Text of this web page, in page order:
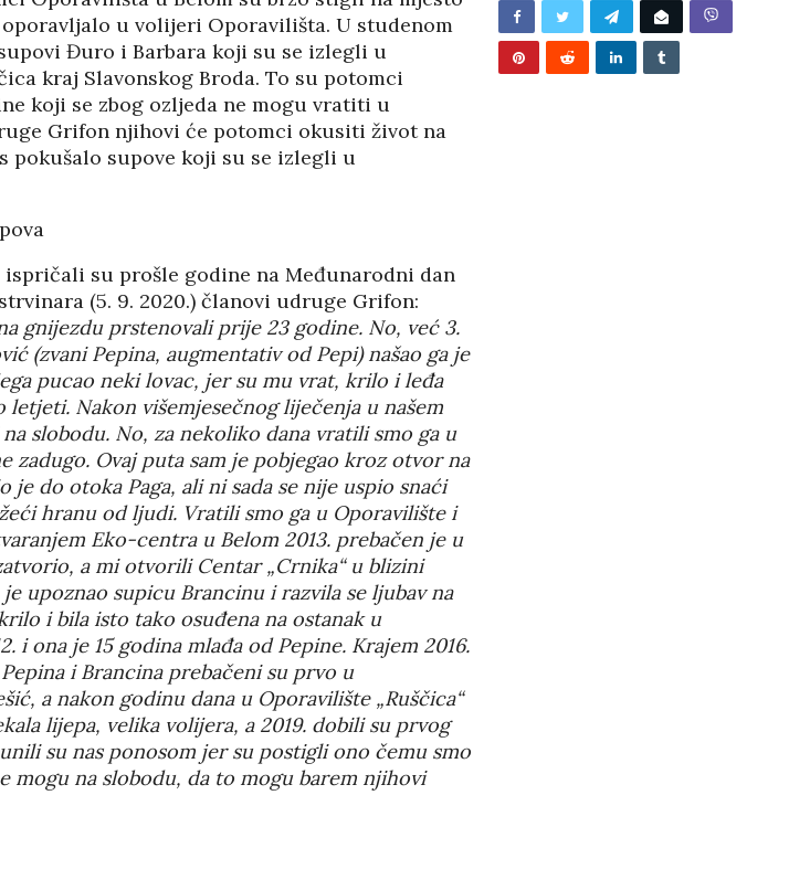
u volijeri Oporavilišta. U studenom
Đuro i Barbara koji su se izlegli u
kraj Slavonskog Broda. To su potomci
koji se zbog ozljeda ne mogu vratiti u
Grifon njihovi će potomci okusiti život na
pokušalo supove koji su se izlegli u
su prošle godine na Međunarodni dan
(5. 9. 2020.) članovi udruge Grifon:
gnijezdu prstenovali prije 23 godine. No, već 3.
(zvani Pepina, augmentativ od Pepi) našao ga je
pucao neki lovac, jer su mu vrat, krilo i leđa
Nakon višemjesečnog liječenja u našem
slobodu. No, za nekoliko dana vratili smo ga u
Ovaj puta sam je pobjegao kroz otvor na
do otoka Paga, ali ni sada se nije uspio snaći
hranu od ljudi. Vratili smo ga u Oporavilište i
Eko-centra u Belom 2013. prebačen je u
a mi otvorili Centar „Crnika“ u blizini
upoznao supicu Brancinu i razvila se ljubav na
i bila isto tako osuđena na ostanak u
i ona je 15 godina mlađa od Pepine. Krajem 2016.
i Brancina prebačeni su prvo u
a nakon godinu dana u Oporavilište „Ruščica“
lijepa, velika volijera, a 2019. dobili su prvog
su nas ponosom jer su postigli ono čemu smo
mogu na slobodu, da to mogu barem njihovi
04/08/2026
HRVATI U VOJVODINI
OSUĐENI NA
ASIMILACIJU
PANOPTICUM 12/01/2026
AKADEMSKE VEZE:
ULOGA KINE U
HRVATSKOJ
07/01/2026
KORIJENI HRVATSKOG
NACIONALIZMA
29/12/2025
BUNJEVAČKA PATNJA
PANOPTICUM 27/05/2026
RASPAD “SRPSKOG
SVETA” U CRNOJ GORI
25/05/2026
ŠTITI LI GAY LOBI
MINISTRA HABIJANA?
25/05/2026